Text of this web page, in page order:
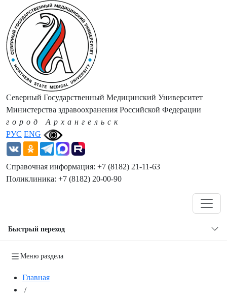
РУС ENG
Северный Государственный Медицинский Университет
Министерства здравоохранения Российской Федерации
город Архангельск
Справочная информация: +7 (8182) 21-11-63
Поликлиника: +7 (8182) 20-00-90
Быстрый переход
Меню раздела
Главная
/